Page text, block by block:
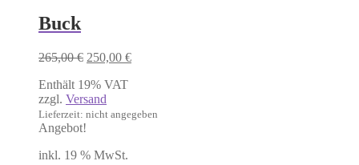
Buck
265,00€ Ursprünglicher
war:
265,00 €
250,00 €Aktueller
Enthält 19% VAT
zzgl. Versand
Lieferzeit: nicht angegeben
Angebot!
inkl. 19 % MwSt.